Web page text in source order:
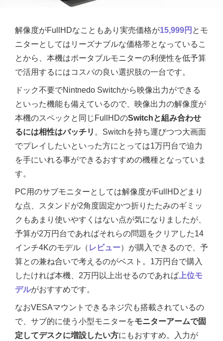
解像度がFullHDなこともあり実売価格が15,999円 とモ
ニターとしてはリーズナブルな価格帯となっているこ
とから、本機はポータブルモニターの利便性を低予算
で活用するにはコスパの良い選択肢の一台です。
ドック不要でNintnedo Switchから映像出力ができる
といった機能も備えているので、映像出力の解像度が
本機のスペックと同じFullHDのSwitchと組み合わせ
るには相性はバッチリ 。Switchを持ち運びつつ大画面
でプレイしたいといった方にとっては1万円台で迫力
を手にいれる事ができるおすすめの機種となっていま
す。
PC用のサブモニターとしては解像度がFullHDどまり
な点、スタンドが2角度固定かつ折りたたみのギミッ
クもあまり使いやすくはない点が気になりましたが、
予算が2万円台であればそれらの問題をクリアした14
インチ4Kのモデル（ レビュー）が購入できるので、予
算との兼ね合いで考えるのがベスト。1万円台で購入
したければ本機、2万円以上出せるのであれば 上位モ
デルがおすすめです。
なおVESAマウントできるネジ穴も搭載されているの
で、サブ的に使う小型モニターをモニターアームで固
定してデスクに増設したい方にもおすすめ。入力が